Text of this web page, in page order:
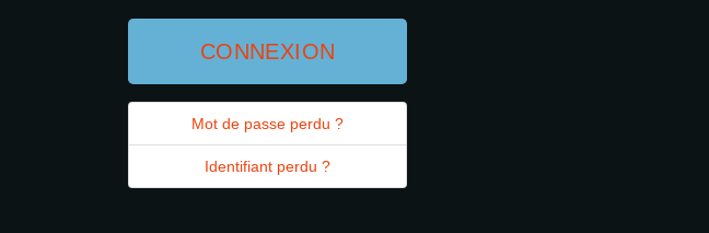
CONNEXION
Mot de passe perdu ?
Identifiant perdu ?